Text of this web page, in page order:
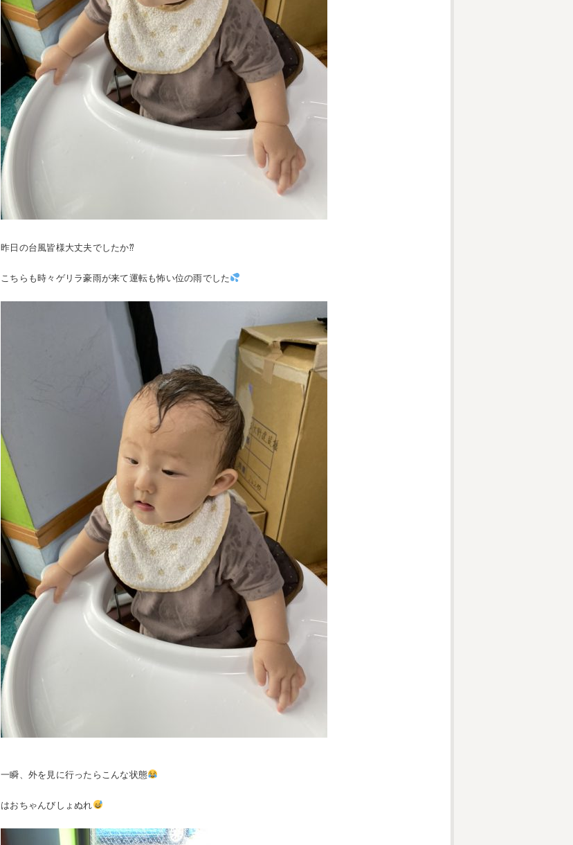
昨日の台風皆様大丈夫でしたか⁇
こちらも時々ゲリラ豪雨が来て運転も怖い位の雨でした
一瞬、外を見に行ったらこんな状態
はおちゃんびしょぬれ